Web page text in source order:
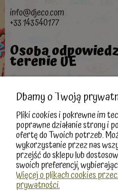
info@djeco.com
+33 143540177
Osoba
terenie UE
3, RUE DES GRANDS
75006 Paryż, Francja
info@djeco.com
+33 143540177
Dbamy o Twoją
Pliki cookies i pokrewne im
poprawne działanie strony i
ofertę do Twoich potrzeb.
wykorzystanie przez nas
przejść do sklepu lub
swoich preferencji,
Więcej o plikach cookies
prywatności.